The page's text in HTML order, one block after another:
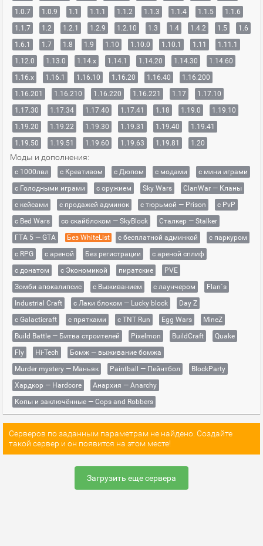
1.0.7
1.0.9 1.1 1.1.1 1.1.2 1.1.3 1.1.4 1.1.5
1.1.6
1.1.7
1.2 1.2.1 1.2.9 1.2.10 1.3 1.4 1.4.2 1.5
1.6
1.6.1
1.7 1.8 1.9 1.10 1.10.0 1.10.1 1.11
1.11.1
1.12.0
1.13.0 1.14.x 1.14.1 1.14.20 1.14.30
1.14.60
1.16.x
1.16.1 1.16.10 1.16.20 1.16.40
1.16.200
1.16.201
1.16.210 1.16.220 1.16.221 1.17
1.17.10
1.17.30
1.17.34 1.17.40 1.17.41 1.18 1.19.0
1.19.10
1.19.20
1.19.22 1.19.30 1.19.31 1.19.40
1.19.41
1.19.50
1.19.51 1.19.60 1.19.63 1.19.81 1.20
Моды и дополнения:
с 1000лвл c Креативом с Дюпом с модами
с мини играми
с Голодными играми
с оружием Sky Wars
ClanWar — Кланы
с кейсами
с продажей админок с тюрьмой — Prison
с PvP
с Bed Wars
со скайблоком — SkyBlock
Сталкер — Stalker
ГТА 5 — GTA
Без WhiteList с бесплатной админкой
с паркуром
с RPG
с ареной Без регистрации
с ареной сплиф
с донатом
с Экономикой пиратские
PVE
Зомби апокалипсис
с Выживанием с лаунчером
Flan`s
Industrial Craft
с Лаки блоком — Lucky block
Day Z
с Galacticraft
с прятками с TNT Run Egg Wars
MineZ
Build Battle — Битва строителей
Pixelmon BuildCraft
Quake
Fly
Hi-Tech
Бомж — выживание бомжа
Murder mystery — Маньяк
Paintball — Пейнтбол
BlockParty
Хардкор — Hardcore
Анархия — Anarchy
Копы и заключённые — Cops and Robbers
Серверов по заданным параметрам не найдено. Создайте
такой сервер и он появится на этом месте!
Загрузить еще сервера